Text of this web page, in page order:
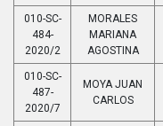
010-SC-
484-
2020/2
MORALES
MARIANA
AGOSTINA
010-SC-
487-
2020/7
MOYA JUAN
CARLOS